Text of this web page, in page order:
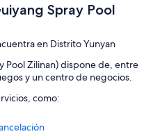
Spray Pool
en Distrito Yunyan
Pool Zilinan) dispone de, entre
y un centro de negocios.
como: